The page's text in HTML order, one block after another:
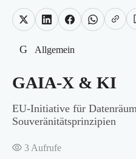
G Allgemein
GAIA-X & KI
EU-Initiative für
Souveränitätsprinzipien
3 Aufrufe